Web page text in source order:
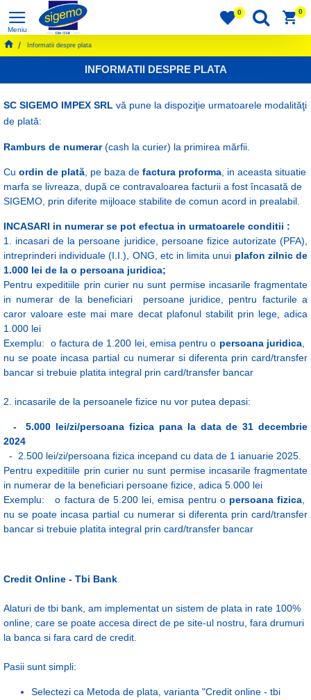
0 0
Informatii despre plata
INFORMATII DESPRE PLATA
SC SIGEMO IMPEX SRL vă pune la dispoziţie urmatoarele modalităţi
de plată:
Ramburs de numerar(cash la curier) la primirea mărfii.
Cu ordin de plată , pe baza de factura proforma , in aceasta situatie
marfa se livreaza, după ce contravaloarea facturii a fost încasată de
SIGEMO, prin diferite mijloace stabilite de comun acord in prealabil.
INCASARI in numerar se pot efectua in urmatoarele conditii :
1. incasari de la persoane juridice, persoane fizice autorizate (PFA),
intreprinderi individuale (I.I.), ONG, etc in limita unui plafon zilnic de
1.000 lei de la o persoana juridica;
Pentru expeditiile prin curier nu sunt permise incasarile fragmentate
in numerar de la beneficiari persoane juridice, pentru facturile a
caror valoare este mai mare decat plafonul stabilit prin lege, adica
1.000 lei
Exemplu: o factura de 1.200 lei, emisa pentru o persoana juridica
nu se poate incasa partial cu numerar si diferenta prin card/transfer
bancar si trebuie platita integral prin card/transfer bancar
2. incasarile de la persoanele fizice nu vor putea depasi:
- 5.000 lei/zi/persoana fizica pana la data de 31 decembrie
2024
- 2.500 lei/zi/persoana fizica incepand cu data de 1 ianuarie 2025.
Pentru expeditiile prin curier nu sunt permise incasarile fragmentate
in numerar de la beneficiari persoane fizice, adica 5.000 lei
Exemplu: o factura de 5.200 lei, emisa pentru o persoana fizica
nu se poate incasa partial cu numerar si diferenta prin card/transfer
bancar si trebuie platita integral prin card/transfer bancar
Credit Online - Tbi Bank
Alaturi de tbi bank, am implementat un sistem de plata in rate 100%
online, care se poate accesa direct de pe site-ul nostru, fara drumuri
la banca si fara card de credit.
Pasii sunt simpli:
Selectezi ca Metoda de plata, varianta "Credit online - tbi